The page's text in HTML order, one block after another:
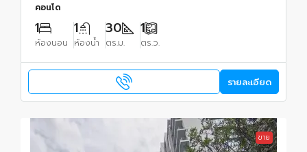
คอนโด
1
ห้องนอน
1
ห้องน้ำ
30
ตร.ม.
1
ตร.ว.
รายละเอียด
ขาย